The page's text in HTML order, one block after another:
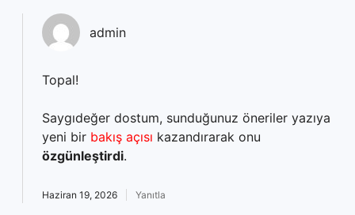
admin
Topal!
Saygıdeğer dostum, sunduğunuz öneriler yazıya
yeni bir bakış açısı kazandırarak onu
özgünleştirdi.
Haziran 19, 2026 Yanıtla